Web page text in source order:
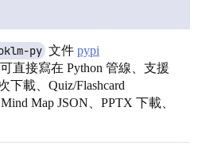
py 文件 pypi
直接寫在 Python 管線、支援
下載、Quiz/Flashcard
Map JSON、PPTX 下載、